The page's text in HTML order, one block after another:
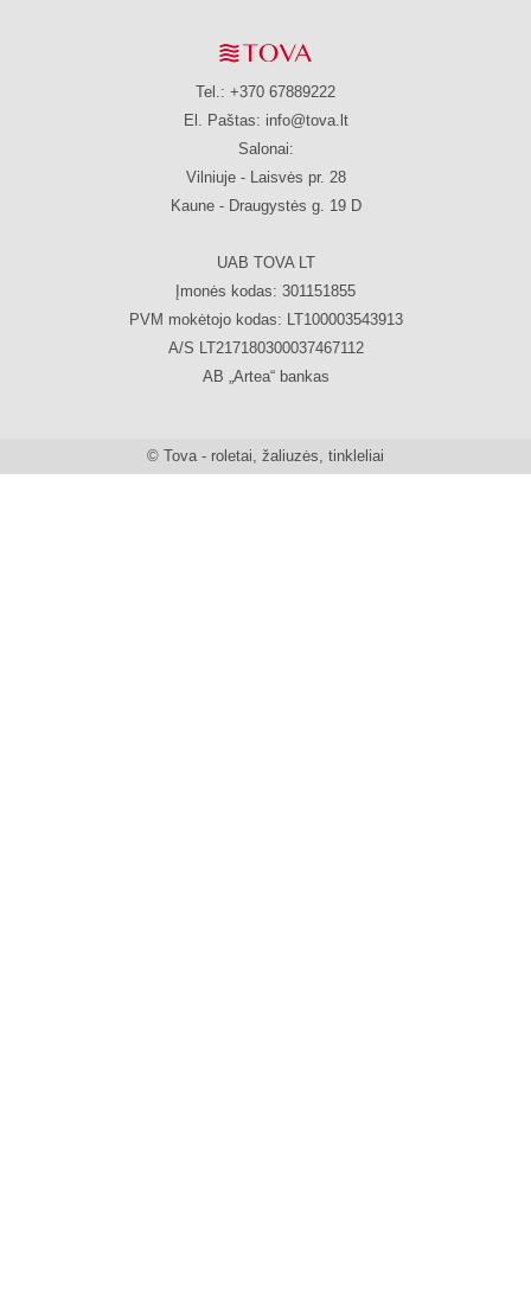
Tel.: +370 67889222
El. Paštas: info@tova.lt
Salonai:
Vilniuje - Laisvės pr. 28
Kaune - Draugystės g. 19 D
UAB TOVA LT
Įmonės kodas: 301151855
PVM mokėtojo kodas: LT100003543913
A/S LT217180300037467112
AB „Artea“ bankas
© Tova - roletai, žaliuzės, tinkleliai